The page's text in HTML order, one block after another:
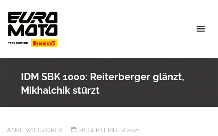
content
IDM SBK 1000: Reiterberger glänzt,
Mikhalchik stürzt
ANKE WIECZOREK 26. SEPTEMBER 2021